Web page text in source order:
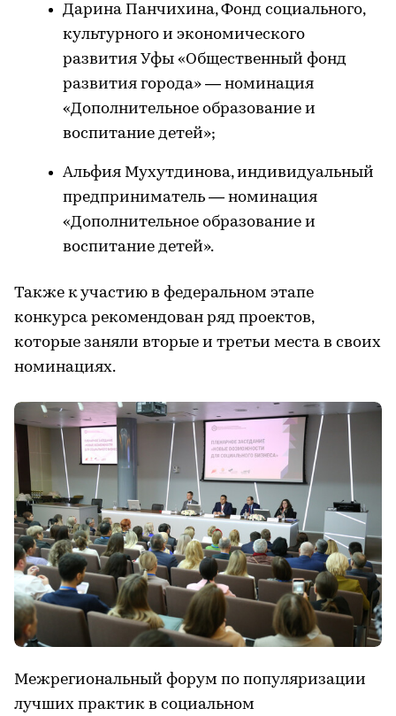
Дарина Панчихина, Фонд социального,
культурного и экономического
развития Уфы «Общественный фонд
развития города» — номинация
«Дополнительное образование и
воспитание детей»;
Альфия Мухутдинова, индивидуальный
предприниматель — номинация
«Дополнительное образование и
воспитание детей».
Также к участию в федеральном этапе
конкурса рекомендован ряд проектов,
которые заняли вторые и третьи места в своих
номинациях.
Межрегиональный форум по популяризации
лучших практик в социальном